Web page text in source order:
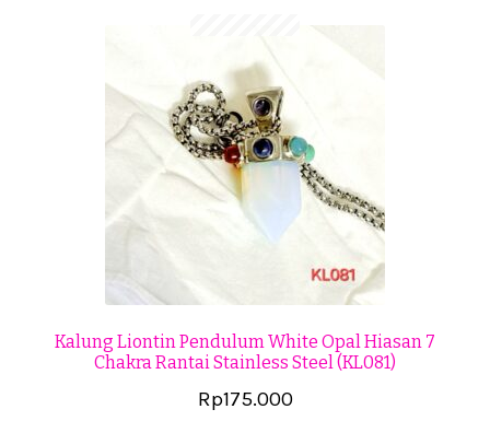
Kalung Liontin Pendulum White Opal Hiasan 7
Chakra Rantai Stainless Steel (KL081)
Rp175.000